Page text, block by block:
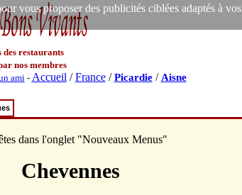
vous proposer des publicités ciblées adaptés à
des restaurants
nos membres
ami- Accueil /France/Picardie/ Aisne
dans l'onglet "Nouveaux Menus"
Chevennes